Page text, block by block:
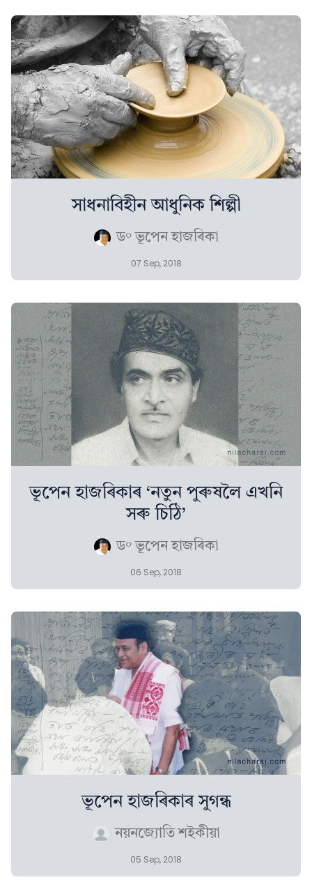
সাধনাবিহীন আধুনিক শিল্পী
ড° ভূপেন হাজৰিকা
07 Sep, 2018
ভূপেন হাজৰিকাৰ ‘নতুন পুৰুষলৈ এখনি
সৰু চিঠি’
ড° ভূপেন হাজৰিকা
06 Sep, 2018
ভূপেন হাজৰিকাৰ সুগন্ধ
নয়নজ্যোতি শইকীয়া
05 Sep, 2018